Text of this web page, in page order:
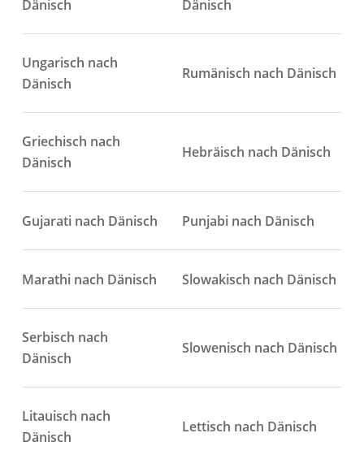
Dänisch Dänisch
Ungarisch nach
Dänisch
Rumänisch nach Dänisch
Griechisch nach
Dänisch
Hebräisch nach Dänisch
Gujarati nach Dänisch Punjabi nach Dänisch
Marathi nach Dänisch Slowakisch nach Dänisch
Serbisch nach
Dänisch
Slowenisch nach Dänisch
Litauisch nach
Dänisch
Lettisch nach Dänisch